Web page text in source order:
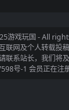
游戏玩国- All
联网及个人转载投
联系站长，我们将及
号-1 会员正在注